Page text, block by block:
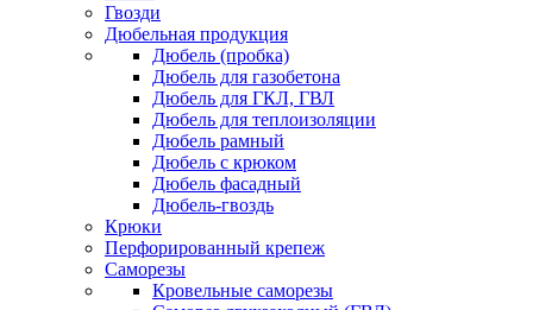
Гвозди
Дюбельная продукция
Дюбель (пробка)
Дюбель для газобетона
Дюбель для ГКЛ, ГВЛ
Дюбель для теплоизоляции
Дюбель рамный
Дюбель с крюком
Дюбель фасадный
Дюбель-гвоздь
Крюки
Перфорированный крепеж
Саморезы
Кровельные саморезы